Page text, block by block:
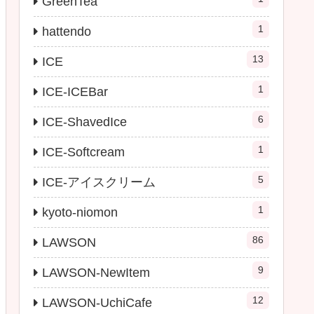
hattendo 1
ICE 13
ICE-ICEBar 1
ICE-ShavedIce 6
ICE-Softcream 1
ICE-アイスクリーム 5
kyoto-niomon 1
LAWSON 86
LAWSON-NewItem 9
LAWSON-UchiCafe 12